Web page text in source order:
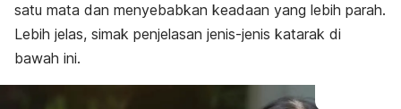
satu mata dan menyebabkan keadaan yang lebih parah.
Lebih jelas, simak penjelasan jenis-jenis katarak di
bawah ini.